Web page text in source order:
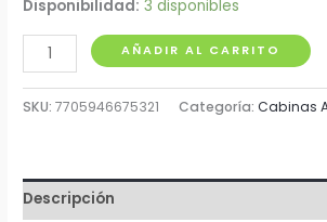
Disponibilidad: 3 disponibles
Cabina
8"
70W
K-
BSK8W
AÑADIR AL CARRITO
SKU:7705946675321 Categoría:Cabinas
Descripción